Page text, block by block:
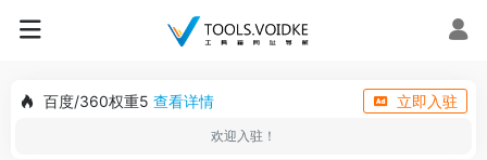
百度/360权重5 查看详情 立即入驻
欢迎入驻！